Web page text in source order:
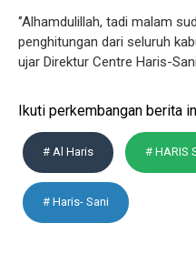
‘’Alhamdulillah, tadi malam
penghitungan dari seluruh
ujar Direktur Centre Haris-
Ikuti perkembangan berita
# Al Haris # HARIS
# Haris- Sani